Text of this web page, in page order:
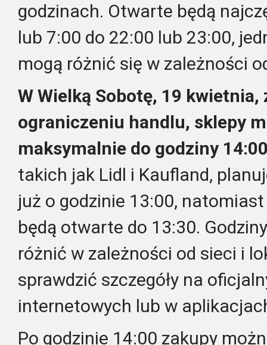
godzinach. Otwarte będą
lub 7:00 do 22:00 lub 23:00,
mogą różnić się w zależności
W Wielką Sobotę, 19
ograniczeniu handlu, sklepy
maksymalnie do godziny
takich jak Lidl i Kaufland,
już o godzinie 13:00,
będą otwarte do 13:30.
różnić w zależności od sieci i
sprawdzić szczegóły na
internetowych lub w
Po godzinie 14:00 zakupy